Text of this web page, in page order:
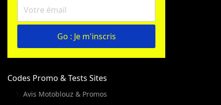
Go : Je m'inscris
Codes Promo & Tests Sites
Avis Motoblouz & Promos